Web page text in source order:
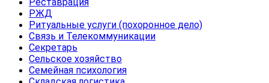
РЖД
Ритуальные услуги (похоронное дело)
Связь и Телекоммуникации
Секретарь
Сельское хозяйство
Семейная психология